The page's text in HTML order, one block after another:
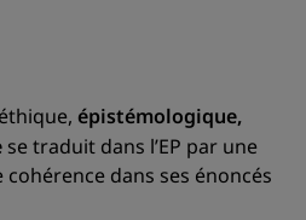
épistémologique,
se traduit dans l’EP par une
dans ses énoncés